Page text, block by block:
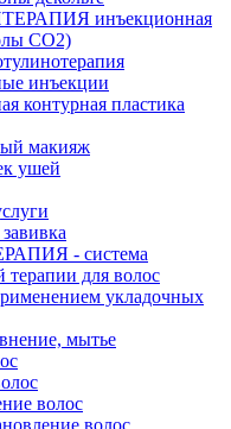
инъекционная
СО2)
инъекции
контурная пластика
макияж
ушей
- система
терапии для волос
укладочных
мытье
волос